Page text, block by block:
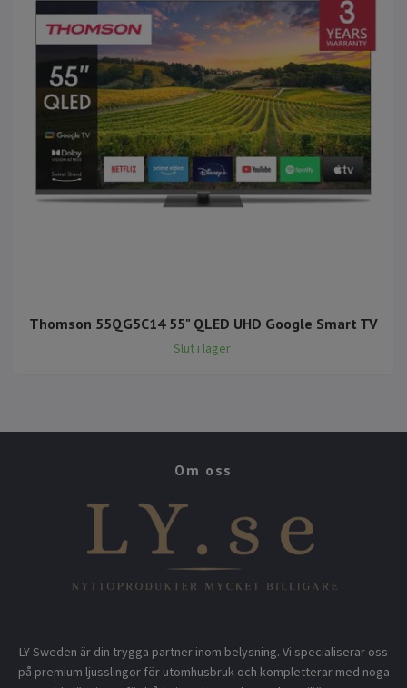
Thomson 55QG5C14 55" QLED UHD Google Smart TV
Slut i lager
Om oss
LY Sweden är din trygga partner inom belysning. Vi specialiserar oss
på premium ljusslingor för utomhusbruk och kompletterar med noga